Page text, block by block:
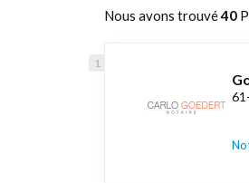
Nous avons trouvé40